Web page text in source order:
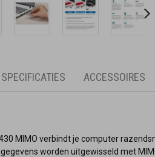
SPECIFICATIES ACCESSOIRES
MIMO verbindt je computer
worden uitgewisseld met